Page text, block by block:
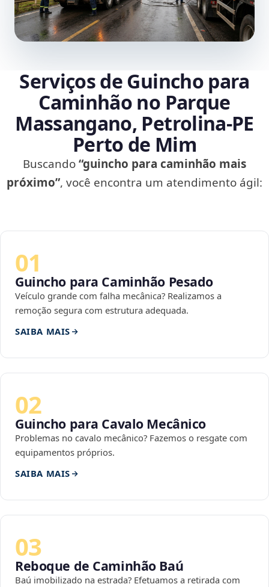
Serviços de Guincho para
Caminhão no Parque
Massangano, Petrolina‑PE
Perto de Mim
Buscando“guincho para caminhão mais
próximo”, você encontra um atendimento ágil:
01
Guincho para Caminhão Pesado
Veículo grande com falha mecânica? Realizamos a
remoção segura com estrutura adequada.
SAIBA MAIS
02
Guincho para Cavalo Mecânico
Problemas no cavalo mecânico? Fazemos o resgate com
equipamentos próprios.
SAIBA MAIS
03
Reboque de Caminhão Baú
Baú imobilizado na estrada? Efetuamos a retirada com